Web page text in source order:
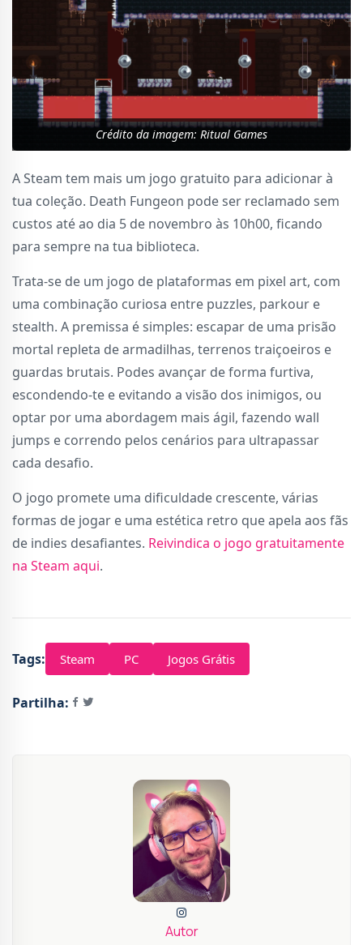
Crédito da imagem: Ritual Games
A Steam tem mais um jogo gratuito para adicionar à
tua coleção. Death Fungeon pode ser reclamado sem
custos até ao dia 5 de novembro às 10h00, ficando
para sempre na tua biblioteca.
Trata-se de um jogo de plataformas em pixel art, com
uma combinação curiosa entre puzzles, parkour e
stealth. A premissa é simples: escapar de uma prisão
mortal repleta de armadilhas, terrenos traiçoeiros e
guardas brutais. Podes avançar de forma furtiva,
escondendo-te e evitando a visão dos inimigos, ou
optar por uma abordagem mais ágil, fazendo wall
jumps e correndo pelos cenários para ultrapassar
cada desafio.
O jogo promete uma dificuldade crescente, várias
formas de jogar e uma estética retro que apela aos fãs
de indies desafiantes. Reivindica o jogo gratuitamente
na Steam aqui.
Tags: Steam PC Jogos Grátis
Partilha:
Autor